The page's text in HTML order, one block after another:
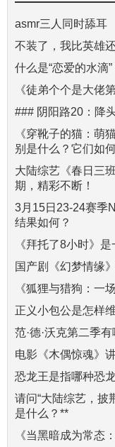
asmr三人同时舔耳
不装了，我比英雄
什么是“恋爱的水滴”
《徒弟个个是大佬
### 阴阳路20：降
《穿靴子的猫：萌
别是什么？它们如
大陆综艺《春日三
期，精彩不断！
3月15日23-24赛季
结果如何？
《拜托了8小时》
国产剧《幻梦情缘
《狐狸与猎狗：一
正义小包公是怎样
范·德·沃克第二季
电影《木偶惊魂》
恐龙王是指哪种恐
请问“大陆综艺，披
是什么？**
《当黑暗成为常态